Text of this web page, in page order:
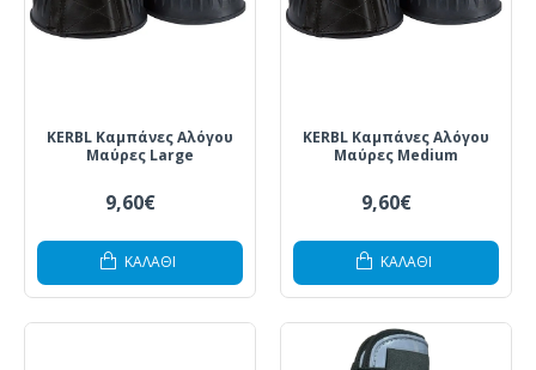
KERBL Καμπάνες Αλόγου
Μαύρες Large
9,60€
ΚΑΛΆΘΙ
KERBL Καμπάνες Αλόγου
Μαύρες Medium
9,60€
ΚΑΛΆΘΙ